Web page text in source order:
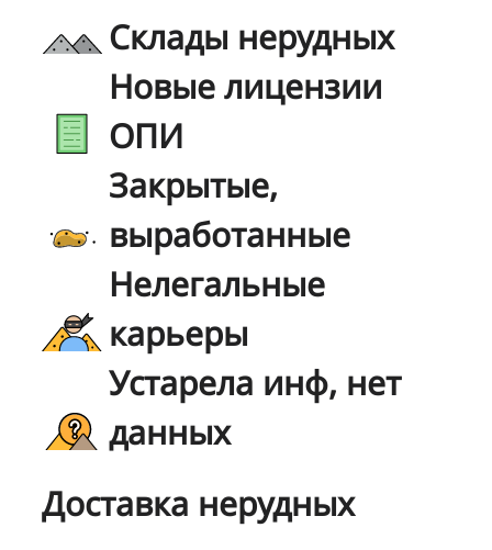
Склады нерудных
Новые лицензии
ОПИ
Закрытые,
выработанные
Нелегальные
карьеры
Устарела инф, нет
данных
Доставка нерудных